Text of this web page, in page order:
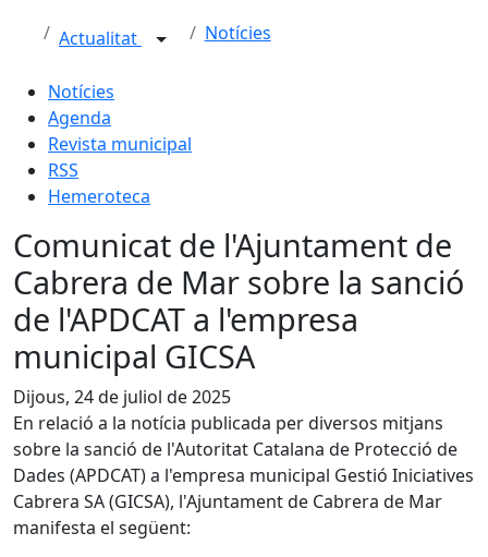
Actualitat Notícies
Notícies
Agenda
Revista municipal
RSS
Hemeroteca
Comunicat de l'Ajuntament de
Cabrera de Mar sobre la sanció
de l'APDCAT a l'empresa
municipal GICSA
Dijous, 24 de juliol de 2025
En relació a la notícia publicada per diversos mitjans
sobre la sanció de l'Autoritat Catalana de Protecció de
Dades (APDCAT) a l'empresa municipal Gestió Iniciatives
Cabrera SA (GICSA), l'Ajuntament de Cabrera de Mar
manifesta el següent: